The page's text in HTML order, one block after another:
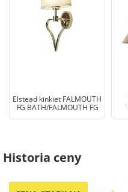
Elstead kinkiet FALMOUTH
FG BATH/FALMOUTH FG
Historia ceny